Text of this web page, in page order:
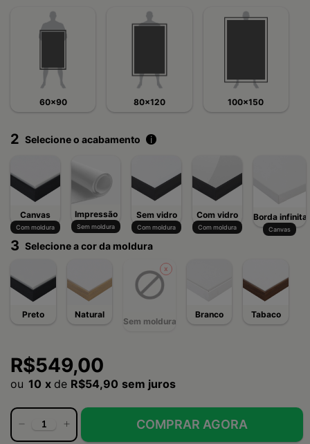
60x90 80x120 100x150
2 Selecione o acabamento i
Canvas
Com moldura
Impressão
Sem moldura
Sem vidro
Com moldura
Com vidro
Com moldura
Borda infinita
Canvas
3 Selecione a cor da moldura
Preto Natural
Sem moldura
Branco Tabaco
R$549,00
10 x de R$54,90 sem juros